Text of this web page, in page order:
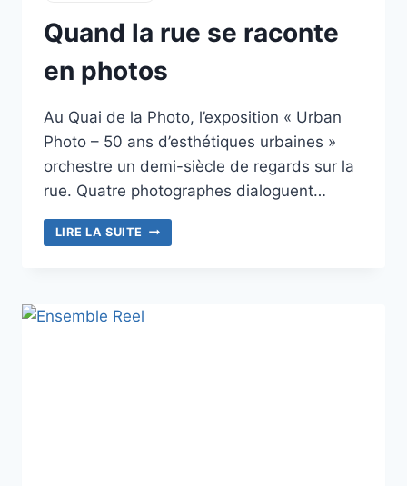
Quand la rue se raconte
en photos
Au Quai de la Photo, l’exposition « Urban
Photo – 50 ans d’esthétiques urbaines »
orchestre un demi-siècle de regards sur la
rue. Quatre photographes dialoguent…
LIRE LA SUITE QUAND
LA
EN